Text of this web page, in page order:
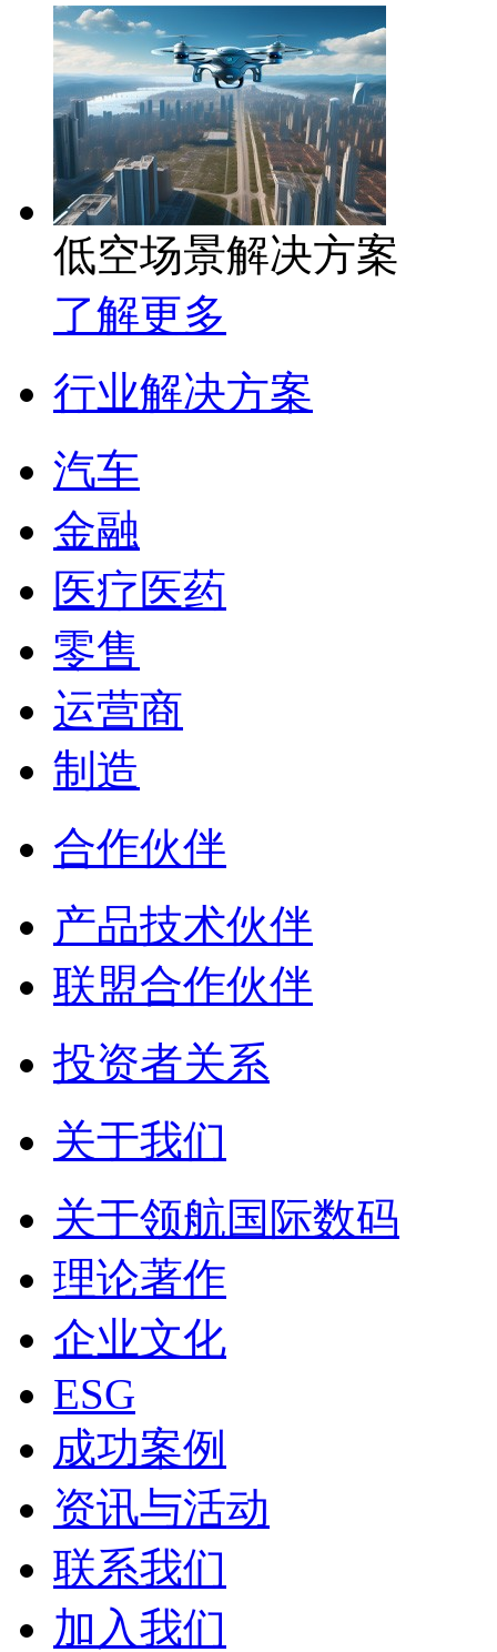
低空场景解决方案
了解更多
行业解决方案
汽车
金融
医疗医药
零售
运营商
制造
合作伙伴
产品技术伙伴
联盟合作伙伴
投资者关系
关于我们
关于领航国际数码
理论著作
企业文化
ESG
成功案例
资讯与活动
联系我们
加入我们